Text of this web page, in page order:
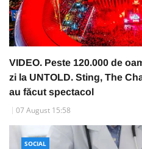
VIDEO. Peste 120.000 de
zi la UNTOLD. Sting, The
au făcut spectacol
07 August 15:58
SOCIAL